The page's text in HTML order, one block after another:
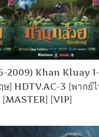
2009) Khan Kluay
ษ] HDTV.AC-3 [พากย์
[VIP]